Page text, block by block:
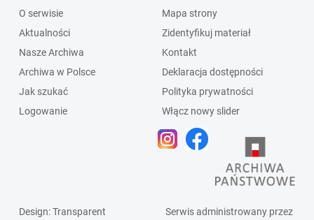
O serwisie
Aktualności
Nasze Archiwa
Archiwa w Polsce
Jak szukać
Logowanie
Mapa strony
Zidentyfikuj materiał
Kontakt
Deklaracja dostępności
Polityka prywatności
Włącz nowy slider
Design: Transparent
Serwis administrowany przez